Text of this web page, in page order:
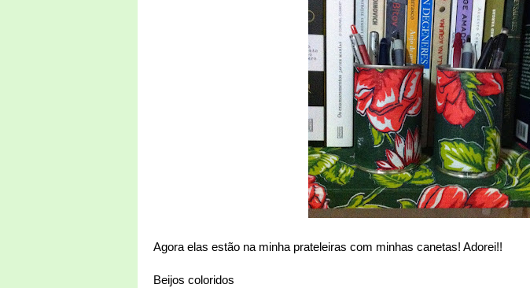
Agora elas estão na minha prateleiras com minhas canetas! Adorei!!
Beijos coloridos